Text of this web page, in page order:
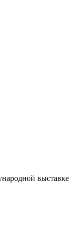
выставке